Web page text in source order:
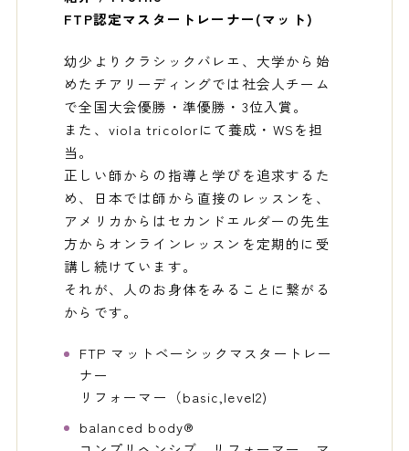
FTP認定マスタートレーナー(マット)
幼少よりクラシックバレエ、大学から始
めたチアリーディングでは社会人チーム
で全国大会優勝・準優勝・3位入賞。
また、viola tricolorにて養成・WSを担
当。
正しい師からの指導と学びを追求するた
め、日本では師から直接のレッスンを、
アメリカからはセカンドエルダーの先生
方からオンラインレッスンを定期的に受
講し続けています。
それが、人のお身体をみることに繋がる
からです。
FTP マットベーシックマスタートレー
ナー
リフォーマー（basic,level2)
balanced body®